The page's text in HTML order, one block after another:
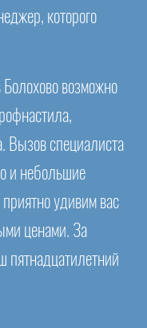
которого
возможно
Вызов специалиста
и небольшие
удивим вас
ценами. За
пятнадцатилетний